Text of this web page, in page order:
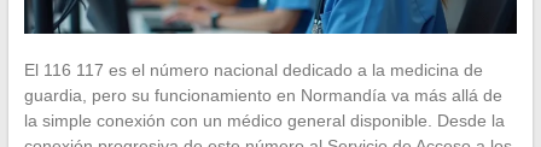
El 116 117 es el número nacional dedicado a la medicina de
guardia, pero su funcionamiento en Normandía va más allá de
la simple conexión con un médico general disponible. Desde la